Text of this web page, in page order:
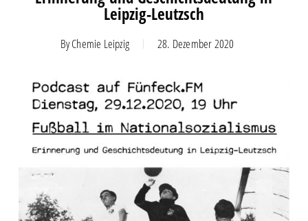
Leipzig-Leutzsch
ByChemie Leipzig 28. Dezember 2020